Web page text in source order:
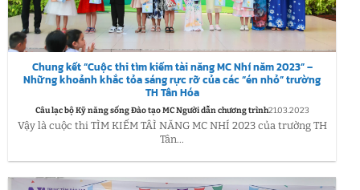
Chung kết “Cuộc thi tìm kiếm tài năng MC Nhí năm 2023” –
Những khoảnh khắc tỏa sáng rực rỡ của các “én nhỏ” trường
TH Tân Hóa
Câu lạc bộ Kỹ năng sống Đào tạo MC Người dẫn chương trình21.03.2023
Vậy là cuộc thi TÌM KIẾM TÂÌ NĂNG MC NHÍ 2023 của trường TH
Tân...